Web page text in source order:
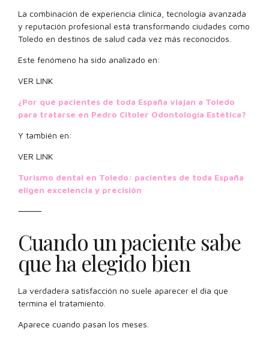
La combinación de experiencia clínica, tecnología avanzada
y reputación profesional está transformando ciudades como
Toledo en destinos de salud cada vez más reconocidos.
Este fenómeno ha sido analizado en:
VER LINK
¿Por qué pacientes de toda España viajan a Toledo
para tratarse en Pedro Citoler Odontología Estética?
Y también en:
VER LINK
Turismo dental en Toledo: pacientes de toda España
eligen excelencia y precisión
⸻
Cuando un paciente sabe
que ha elegido bien
La verdadera satisfacción no suele aparecer el día que
termina el tratamiento.
Aparece cuando pasan los meses.